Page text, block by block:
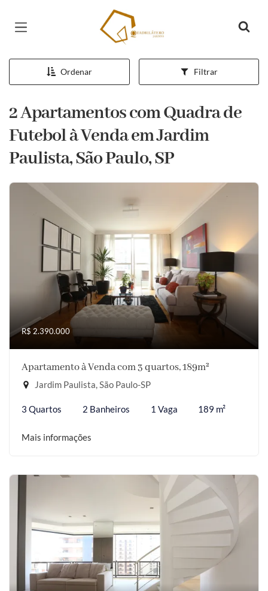
Página inicial
Ordenar Filtrar
2 Apartamentos com Quadra de
Futebol à Venda em Jardim
Paulista, São Paulo, SP
R$ 2.390.000
Apartamento à Venda com 3 quartos, 189m²
Jardim Paulista, São Paulo-SP
3 Quartos 2 Banheiros 1 Vaga 189 m²
Mais informações